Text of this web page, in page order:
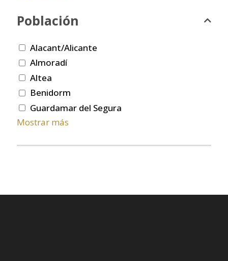
Población
Alacant/Alicante
Almoradí
Altea
Benidorm
Guardamar del Segura
Mostrar más